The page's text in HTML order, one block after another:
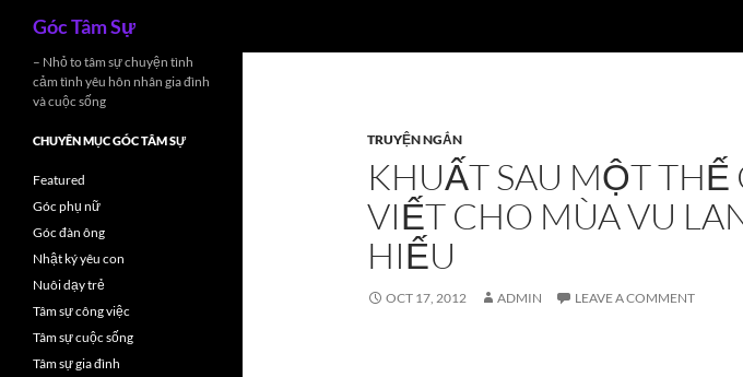
Góc Tâm Sự
TRUYỆN NGẮN
KHUẤT SAU MỘT
VIẾT CHO MÙA VU
HIẾU
OCT 17, 2012 ADMIN LEAVE A COMMENT
– Nhỏ to tâm sự chuyện tình
cảm tình yêu hôn nhân gia đình
và cuộc sống
CHUYÊN MỤC GÓC TÂM SỰ
Featured
Góc phụ nữ
Góc đàn ông
Nhật ký yêu con
Nuôi dạy trẻ
Tâm sự công việc
Tâm sự cuộc sống
Tâm sự gia đình